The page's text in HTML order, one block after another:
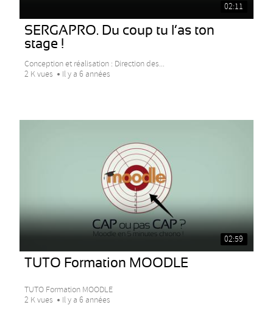
02:11
SERGAPRO. Du coup tu l’as ton
stage !
Conception et réalisation : Direction des...
2 K vues
Il y a 6 années
02:59
TUTO Formation MOODLE
TUTO Formation MOODLE
2 K vues
Il y a 6 années